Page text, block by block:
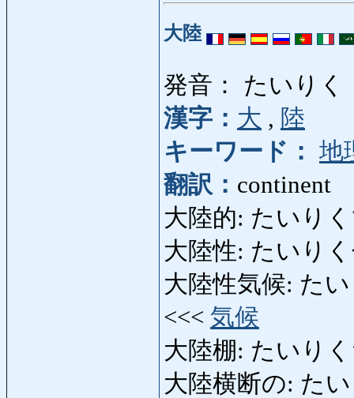
大陸
発音： たいりく
漢字： 大 , 陸
キーワード： 地
翻訳： continent
大陸的: たいり
大陸性: たいり
大陸性気候: た
<<< 気候
大陸棚: たいり
大陸横断の: た